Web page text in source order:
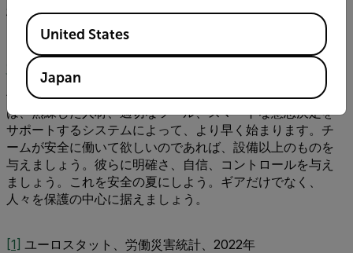
確なプロセスによってサポートされるほど、安全性は仕事
だけでなく仕事の一部になります。
安全の夏をスタート
保護具は重要ですが、写真の一部にすぎません。真の安全
は、熟練した人材、適切なツール、スマートな意思決定を
サポートするシステムによって、より早く始まります。チ
ームが安全に働いて欲しいのであれば、設備以上のものを
与えましょう。彼らに明確さ、自信、コントロールを与え
ましょう。これを安全の夏にしよう。ギアだけでなく、
人々を保護の中心に据えましょう。
[1] ユーロスタット、労働災害統計、2022年
Available Locations
United States
Japan